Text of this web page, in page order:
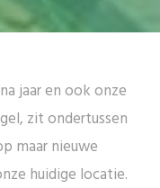
jaar en ook onze
zit ondertussen
maar nieuwe
huidige locatie.